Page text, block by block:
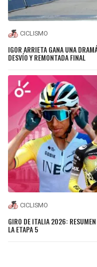
CICLISMO
IGOR ARRIETA GANA UNA
DESVÍO Y REMONTADA FINAL
CICLISMO
GIRO DE ITALIA 2026:
LA ETAPA 5